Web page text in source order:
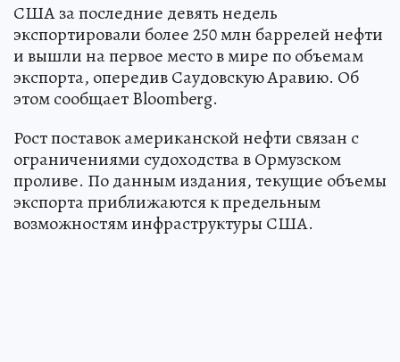
США за последние девять недель
экспортировали более 250 млн баррелей нефти
и вышли на первое место в мире по объемам
экспорта, опередив Саудовскую Аравию. Об
этом сообщает Bloomberg.
Рост поставок американской нефти связан с
ограничениями судоходства в Ормузском
проливе. По данным издания, текущие объемы
экспорта приближаются к предельным
возможностям инфраструктуры США.